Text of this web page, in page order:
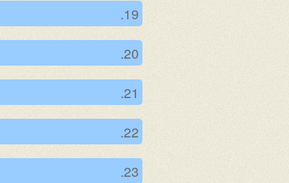
19.
20.
21.
22.
23.